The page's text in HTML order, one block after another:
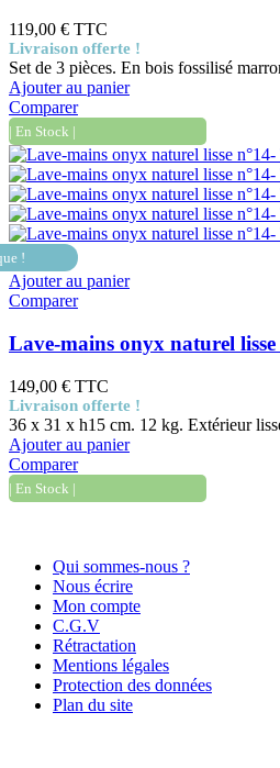
119,00 € TTC
Livraison offerte !
Set de 3 pièces. En bois fossilisé
Ajouter au panier
Comparer
| En Stock |
!
Ajouter au panier
Comparer
Lave-mains onyx naturel lisse
149,00 € TTC
Livraison offerte !
36 x 31 x h15 cm. 12 kg. Extérieur
Ajouter au panier
Comparer
| En Stock |
Qui sommes-nous ?
Nous écrire
Mon compte
C.G.V
Rétractation
Mentions légales
Protection des données
Plan du site